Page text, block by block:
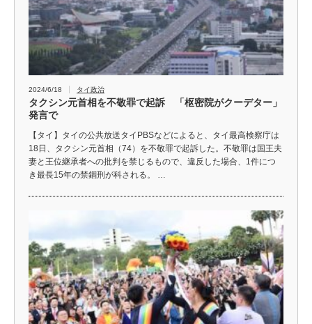
2024/6/18 タイ政治
タクシン元首相を不敬罪で起訴 「枢密院がクーデター」
発言で
【タイ】タイの公共放送タイPBSなどによると、タイ最高検察庁は
18日、タクシン元首相（74）を不敬罪で起訴した。不敬罪は国王夫
妻と王位継承者への批判を禁じるもので、違反した場合、1件につ
き最長15年の禁錮刑が科される。 …